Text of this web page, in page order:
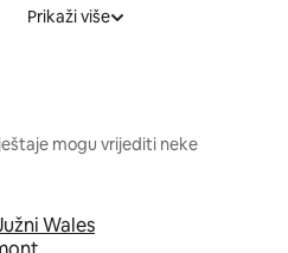
Prikaži više
mogu vrijediti neke
Wales